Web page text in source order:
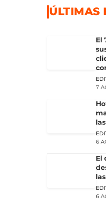
ÚLTIMAS
El
7
6
El
6